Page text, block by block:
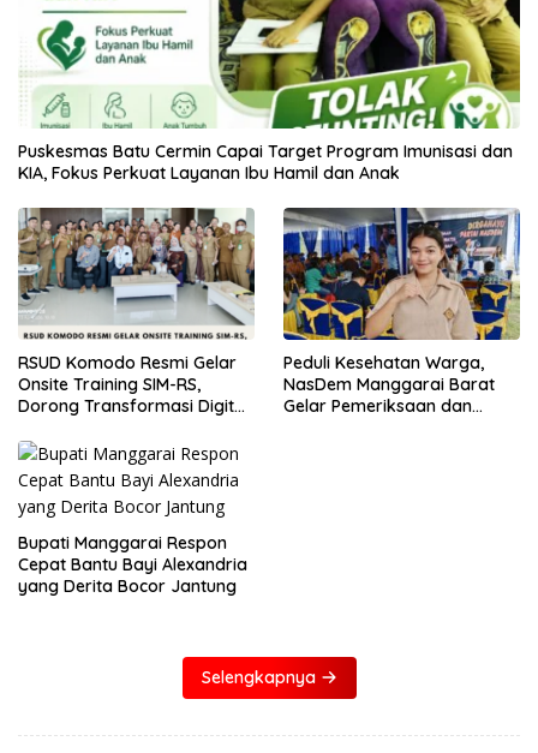
Puskesmas Batu Cermin Capai Target Program Imunisasi dan
KIA, Fokus Perkuat Layanan Ibu Hamil dan Anak
RSUD Komodo Resmi Gelar
Onsite Training SIM-RS,
Dorong Transformasi Digital
Peduli Kesehatan Warga,
NasDem Manggarai Barat
Gelar Pemeriksaan dan
Bupati Manggarai Respon
Cepat Bantu Bayi Alexandria
yang Derita Bocor Jantung
Selengkapnya